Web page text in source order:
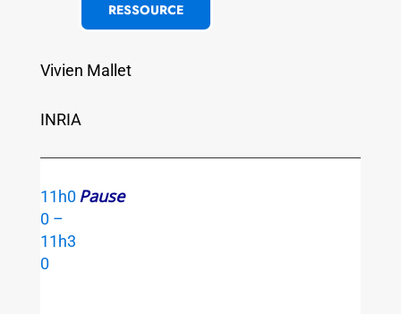
RESSOURCE
Vivien Mallet
INRIA
11h0
0 –
11h3
0
Pause